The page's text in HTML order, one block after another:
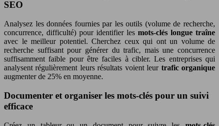
SEO
Analysez les données fournies par les outils (volume de recherche,
concurrence, difficulté) pour identifier les mots-clés longue traîne
avec le meilleur potentiel. Cherchez ceux qui ont un volume de
recherche suffisant pour générer du trafic, mais une concurrence
suffisamment faible pour être faciles à cibler. Les entreprises qui
analysent régulièrement leurs résultats voient leur trafic organique
augmenter de 25% en moyenne.
Documenter et organiser les mots-clés pour un suivi
efficace